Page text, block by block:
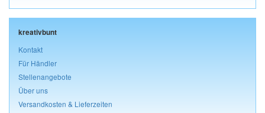
kreativbunt
Kontakt
Für Händler
Stellenangebote
Über uns
Versandkosten & Lieferzeiten